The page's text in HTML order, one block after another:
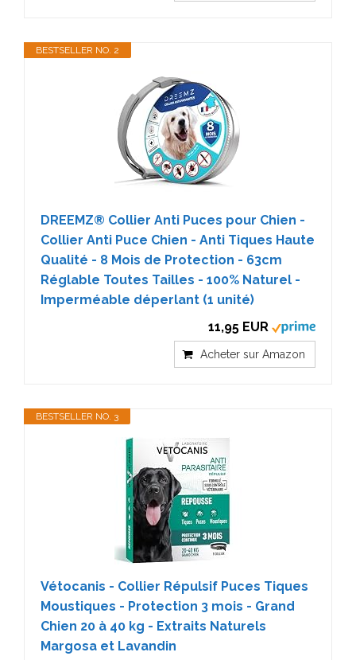
BESTSELLER NO. 2
DREEMZ® Collier Anti Puces pour Chien -
Collier Anti Puce Chien - Anti Tiques Haute
Qualité - 8 Mois de Protection - 63cm
Réglable Toutes Tailles - 100% Naturel -
Imperméable déperlant (1 unité)
11,95 EUR
Acheter sur Amazon
BESTSELLER NO. 3
Vétocanis - Collier Répulsif Puces Tiques
Moustiques - Protection 3 mois - Grand
Chien 20 à 40 kg - Extraits Naturels
Margosa et Lavandin